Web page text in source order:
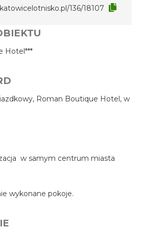
136/18107
Hotel***
Roman Boutique Hotel, w
w samym centrum miasta
wykonane pokoje.